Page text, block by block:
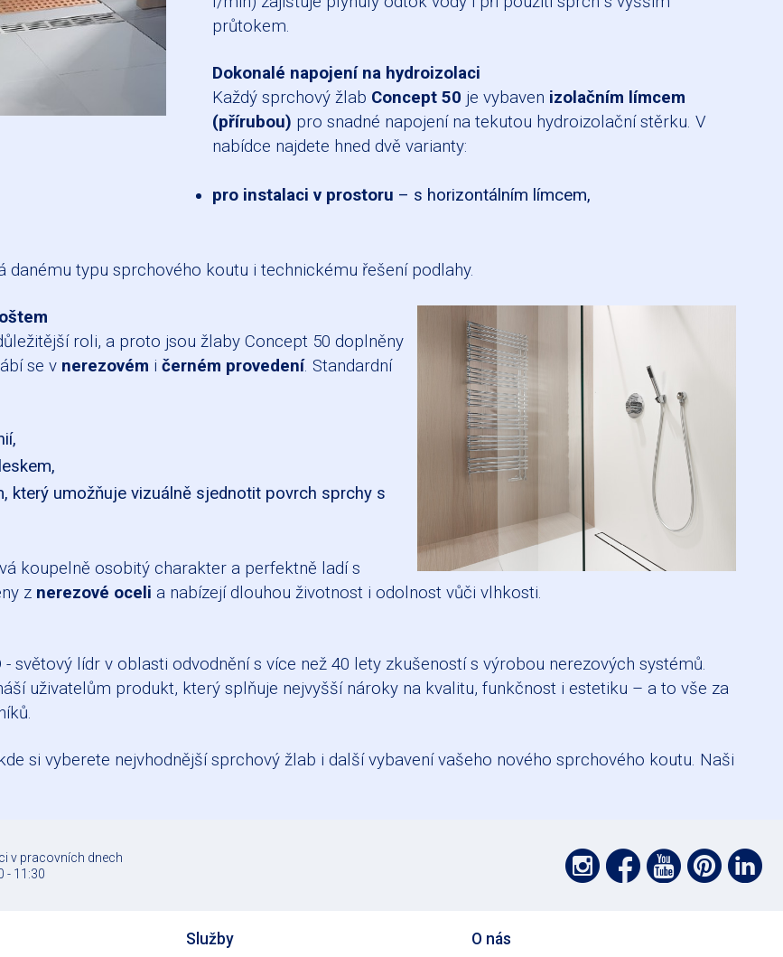
průtokem.
Dokonalé napojení na hydroizolaci
Každý sprchový žlab Concept 50 je vybaven izolačním límcem
(přírubou) pro snadné napojení na tekutou hydroizolační stěrku. V
nabídce najdete hned dvě varianty:
pro instalaci v prostoru – s horizontálním límcem,
typu sprchového koutu i technickému řešení podlahy.
roli, a proto jsou žlaby Concept 50 doplněny
se v nerezovém i černém provedení. Standardní
umožňuje vizuálně sjednotit povrch sprchy s
koupelně osobitý charakter a perfektně ladí s
z nerezové oceli a nabízejí dlouhou životnost i odolnost vůči vlhkosti.
- světový lídr v oblasti odvodnění s více než 40 lety zkušeností s výrobou nerezových systémů.
uživatelům produkt, který splňuje nejvyšší nároky na kvalitu, funkčnost i estetiku – a to vše za
si vyberete nejvhodnější sprchový žlab i další vybavení vašeho nového sprchového koutu. Naši
v pracovních dnech
- 11:30
Podpořte
Podpořte
Služby O nás